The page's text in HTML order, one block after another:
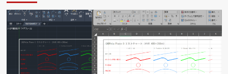
シ
ョ
ン